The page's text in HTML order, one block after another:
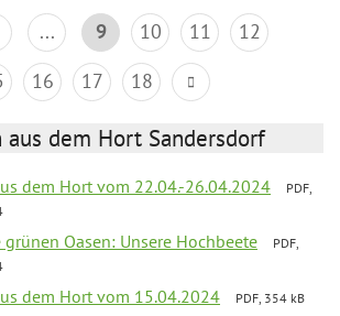
... 9 10 11
12
16 17 18
dem Hort Sandersdorf
dem Hort vom 22.04.-26.04.2024
PDF,
Oasen: Unsere Hochbeete
PDF,
dem Hort vom 15.04.2024
PDF, 354 kB